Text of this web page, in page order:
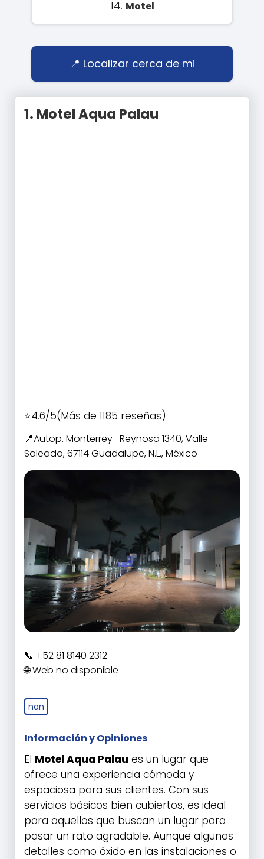
14. Motel
Localizar cerca de mi
+52 81 8140 2312
Web no disponible
1. Motel Aqua Palau
4.6/5(Más de 1185 reseñas)
Autop. Monterrey- Reynosa 1340, Valle
Soleado, 67114 Guadalupe, N.L., México
nan
Información y Opiniones
El Motel Aqua Palau es un lugar que
ofrece una experiencia cómoda y
espaciosa para sus clientes. Con sus
servicios básicos bien cubiertos, es ideal
para aquellos que buscan un lugar para
pasar un rato agradable. Aunque algunos
detalles como óxido en las instalaciones o